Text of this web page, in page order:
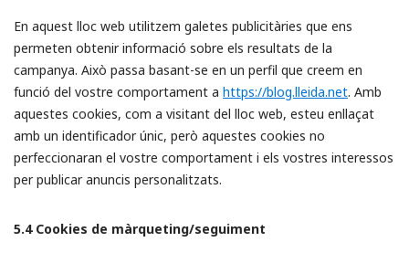
En aquest lloc web utilitzem galetes publicitàries que ens
permeten obtenir informació sobre els resultats de la
campanya. Això passa basant-se en un perfil que creem en
funció del vostre comportament a https://blog.lleida.net. Amb
aquestes cookies, com a visitant del lloc web, esteu enllaçat
amb un identificador únic, però aquestes cookies no
perfeccionaran el vostre comportament i els vostres interessos
per publicar anuncis personalitzats.
5.4 Cookies de màrqueting/seguiment